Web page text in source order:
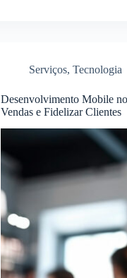
Serviços, Tecnologia
Desenvolvimento Mobile
Vendas e Fidelizar Clientes